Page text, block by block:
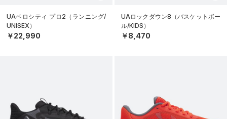
UAベロシティ プロ2（ランニング/
UNISEX）
￥22,990
UAロックダウン8（バスケットボー
ル/KIDS）
￥8,470